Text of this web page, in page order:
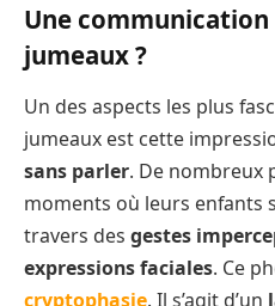
Une
jumeaux ?
Un des aspects les plus
jumeaux est cette
sans parler. De nombreux
moments où leurs enfants
travers des gestes
expressions faciales. Ce
cryptophasie. Il s’agit d’un